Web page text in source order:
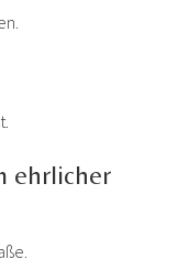
ehrlicher